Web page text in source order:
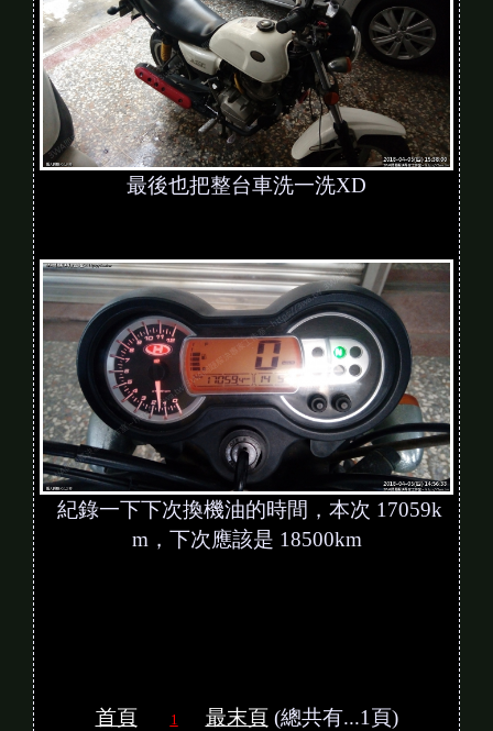
最後也把整台車洗一洗XD
紀錄一下下次換機油的時間，本次 17059k
m，下次應該是 18500km
首頁 1 最末頁(總共有...1頁)